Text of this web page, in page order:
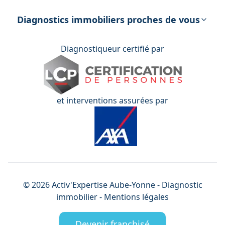
énergétique
Diagnostics immobiliers proches de vous
Diagnostiqueur certifié par
et interventions assurées par
©2026Activ'Expertise Aube-Yonne- Diagnostic
immobilier - Mentions légales